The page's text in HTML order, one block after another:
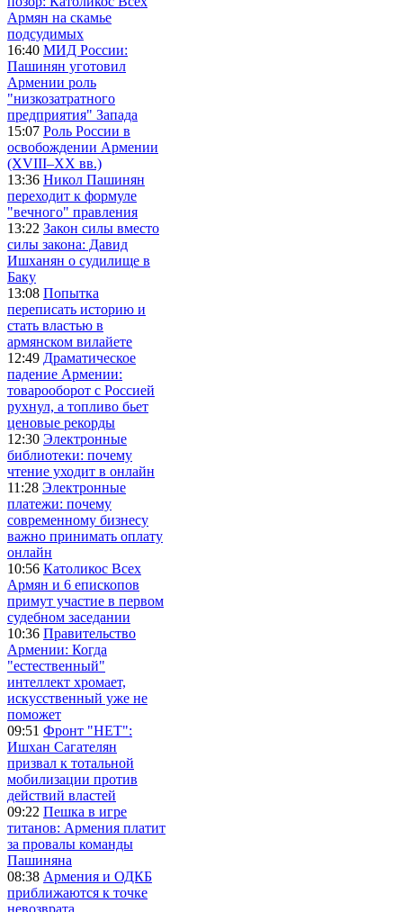
Армян на скамье
подсудимых
16:40 МИД России:
Пашинян уготовил
Армении роль
"низкозатратного
предприятия" Запада
15:07 Роль России в
освобождении Армении
(XVIII–XX вв.)
13:36 Никол Пашинян
переходит к формуле
"вечного" правления
13:22 Закон силы вместо
силы закона: Давид
Ишханян о судилище в
Баку
13:08 Попытка
переписать историю и
стать властью в
армянском вилайете
12:49 Драматическое
падение Армении:
товарооборот с Россией
рухнул, а топливо бьет
ценовые рекорды
12:30 Электронные
библиотеки: почему
чтение уходит в онлайн
11:28 Электронные
платежи: почему
современному бизнесу
важно принимать оплату
онлайн
10:56 Католикос Всех
Армян и 6 епископов
примут участие в первом
судебном заседании
10:36 Правительство
Армении: Когда
"естественный"
интеллект хромает,
искусственный уже не
поможет
09:51 Фронт "НЕТ":
Ишхан Сагателян
призвал к тотальной
мобилизации против
действий властей
09:22 Пешка в игре
титанов: Армения платит
за провалы команды
Пашиняна
08:38 Армения и ОДКБ
приближаются к точке
невозврата